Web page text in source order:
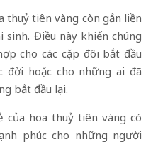
thuỷ tiên vàng còn gắn liền
Điều này khiến chúng
cho các cặp đôi bắt đầu
đời hoặc cho những ai đã
bắt đầu lại.
của hoa thuỷ tiên vàng có
phúc cho những người